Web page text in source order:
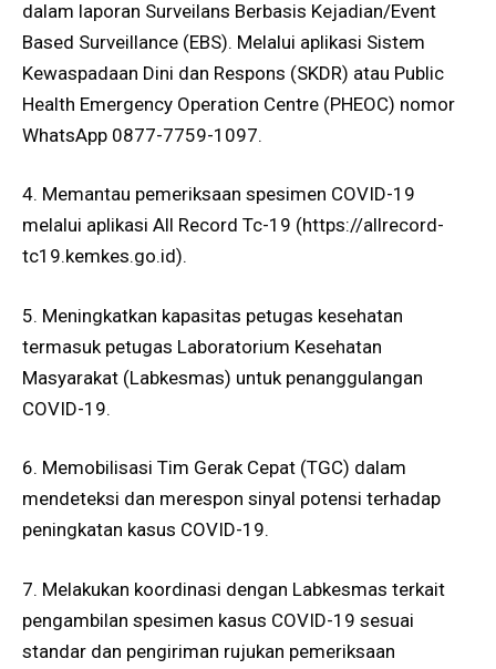
dalam laporan Surveilans Berbasis Kejadian/Event
Based Surveillance (EBS). Melalui aplikasi Sistem
Kewaspadaan Dini dan Respons (SKDR) atau Public
Health Emergency Operation Centre (PHEOC) nomor
WhatsApp 0877-7759-1097.
4. Memantau pemeriksaan spesimen COVID-19
melalui aplikasi All Record Tc-19 (https://allrecord-
tc19.kemkes.go.id).
5. Meningkatkan kapasitas petugas kesehatan
termasuk petugas Laboratorium Kesehatan
Masyarakat (Labkesmas) untuk penanggulangan
COVID-19.
6. Memobilisasi Tim Gerak Cepat (TGC) dalam
mendeteksi dan merespon sinyal potensi terhadap
peningkatan kasus COVID-19.
7. Melakukan koordinasi dengan Labkesmas terkait
pengambilan spesimen kasus COVID-19 sesuai
standar dan pengiriman rujukan pemeriksaan